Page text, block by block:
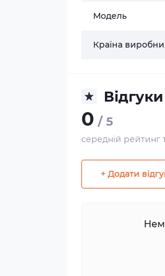
Модель
Країна
Відгуки
0 / 5
середній рейтинг
+ Додати